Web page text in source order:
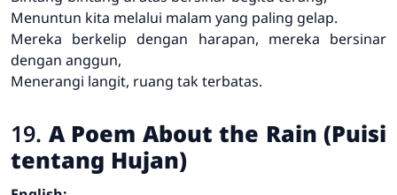
Menuntun kita melalui malam yang paling gelap.
Mereka berkelip dengan harapan, mereka bersinar
dengan anggun,
Menerangi langit, ruang tak terbatas.
19. A Poem About the Rain (Puisi
tentang Hujan)